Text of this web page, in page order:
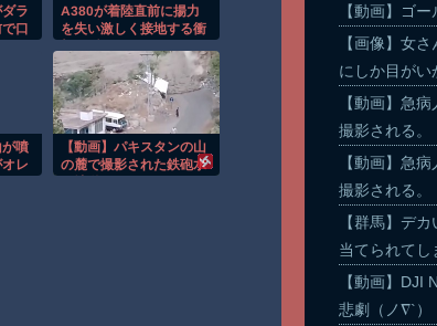
ラ
口
A380が着陸直前に揚力
を失い激しく接地する衝
噴
レ
【動画】パキスタンの山
の麓で撮影された鉄砲水
【動画】ゴ
【画像】女
にしか目がい
【動画】急
撮影される。
【動画】急
撮影される。
【群馬】デ
当てられてし
【動画】DJI
悲劇（ノ∇`）